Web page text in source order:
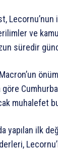
ve
süredir
göre
muhalefet
yapılan ilk